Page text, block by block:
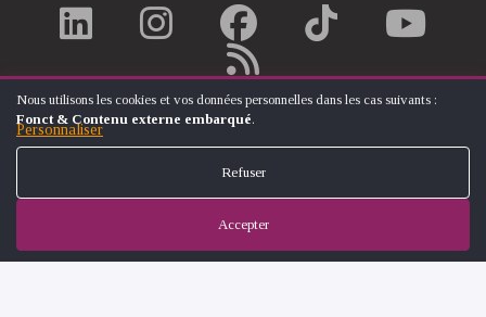
UTILISATION
DES
DONNÉES
DES
Nous utilisons les cookies et vos données personnelles dans les cas suivants :
Fonct & Contenu externe embarqué.
Personnaliser
Refuser
Accepter